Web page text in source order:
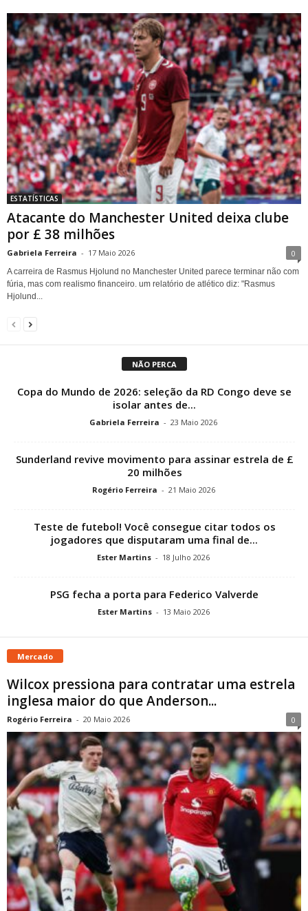
ESTATÍSTICAS
Atacante do Manchester United deixa clube
por £ 38 milhões
Gabriela Ferreira - 17 Maio 2026 0
A carreira de Rasmus Hjolund no Manchester United parece terminar não com
fúria, mas com realismo financeiro. um relatório de atlético diz: "Rasmus
Hjolund...
NÃO PERCA
Copa do Mundo de 2026: seleção da RD Congo deve se
isolar antes de...
Gabriela Ferreira - 23 Maio 2026
Sunderland revive movimento para assinar estrela de £
20 milhões
Rogério Ferreira - 21 Maio 2026
Teste de futebol! Você consegue citar todos os
jogadores que disputaram uma final de...
Ester Martins - 18 Julho 2026
PSG fecha a porta para Federico Valverde
Ester Martins - 13 Maio 2026
Mercado
Wilcox pressiona para contratar uma estrela
inglesa maior do que Anderson...
Rogério Ferreira - 20 Maio 2026 0